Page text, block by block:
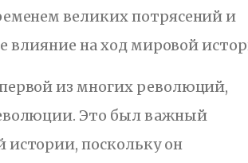
великих потрясений и
влияние на ход мировой
из многих революций,
Это был важный
поскольку он